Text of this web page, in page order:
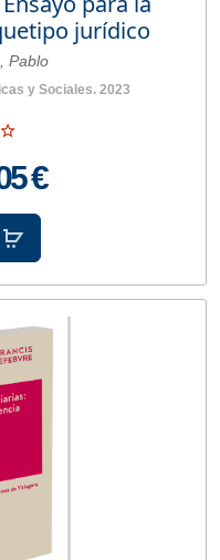
jurídico
Pablo
y Sociales. 2023
€